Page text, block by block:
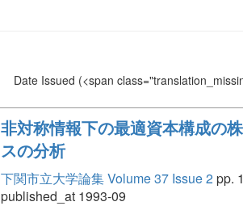
Date Issued (<span
非対称情報下の最適資本構成の
スの分析
下関市立大学論集 Volume 37 Issue 2pp.
published_at 1993-09